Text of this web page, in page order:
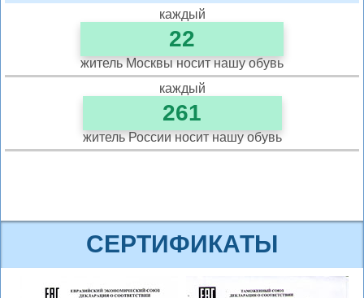
каждый
22
житель Москвы носит нашу обувь
каждый
261
житель Росcии носит нашу обувь
СЕРТИФИКАТЫ